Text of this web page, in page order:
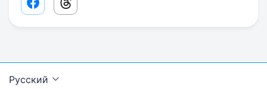
Facebook share link
Threads share link
Русский